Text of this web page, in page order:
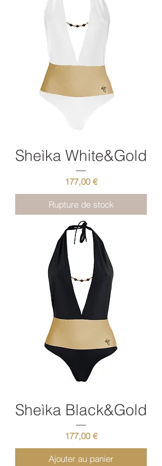
Sheìka White&Gold
Prix
177,00 €
Rupture de stock
Sheìka Black&Gold
Prix
177,00 €
Ajouter au panier